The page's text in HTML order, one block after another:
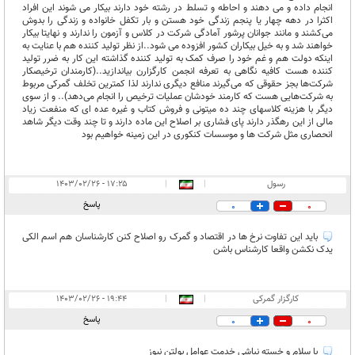
انجام داده و می دهند و احاطه و تسلط در رشته خود دارند بیکار می شوند این افراد
اکثرا در دهه چهار یا پنجم زندگی خود هستن و بار تکفل خانواده و زندگی را بدوش
می‌کشند و مانند جوانان پرشور آمادگی شرکت در کلاس و آزمون را ندارند و نهایتا بیکار
خواهند شد و به خیل بیکاران کشور افزوده می شود..از نظر تولید کننده هم با عنایت به
اینکه دولت هم و غم خود را صرف کمک به تولید کننده گذاشته این کار به ضرر تولید
کننده هست کافیه نگاهی به تعرفه انجمن کارگزارن بیاندازید..(کارمندان ترخیصکار
شرکت‌ها بجز حقوقی که می‌گیرند منافع دیگری ندارند لذا کمترین تخلف گمرکی مربوط
به شرکت‌هایی هست که کارمند خودشان عملیات ترخیص را انجام می‌دهد).. و از سوی
دیگر با هزینه کلاسهای چند ده میتونی و فروش کتاب و غیره عده ای که منفعت زیاد
مالی از این رهگذر دارند پای فشاری بر اصلاح این ماده دارند و تا چند وقت دیگر شاهد
انحصاری مثل شرکت ها و موسسات کنکوری در این زمینه خواهیم بود
رسول |
|
۱۷:۲۵ - ۱۴۰۳/۰۲/۲۶
0
0 پاسخ
باید این تفاوت نرخ ها در اقتصاد و گمرک رو اصلاح کنن کارشناسان هم اسم الکی
یدک نکشن واقعا کارشناس باشن
کارگزار گمرکی |
|
۱۹:۴۴ - ۱۴۰۳/۰۲/۲۶
0
0 پاسخ